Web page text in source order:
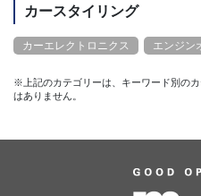
カースタイリング
カーエレクトロニクス エンジン
※上記のカテゴリーは、キーワード別の
はありません。